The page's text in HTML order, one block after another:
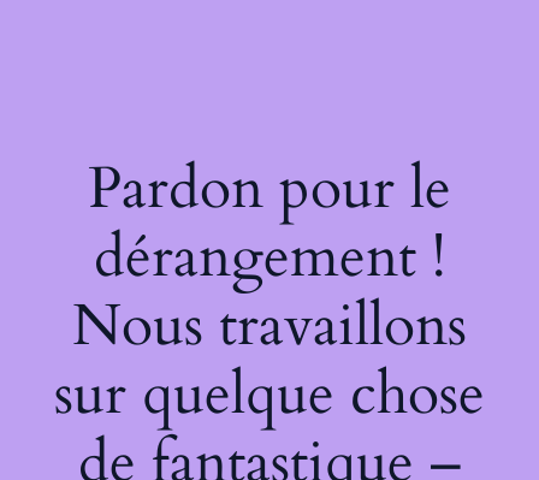
Pardon pour le
dérangement !
Nous travaillons
sur quelque chose
de fantastique –